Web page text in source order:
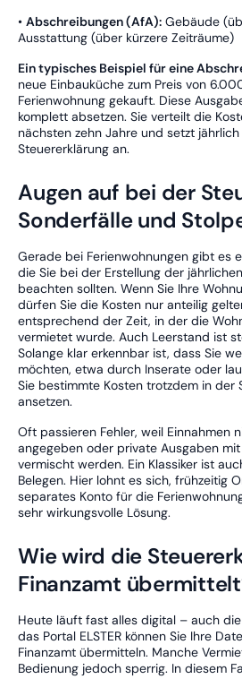
• Abschreibungen (AfA): Gebäude
Ausstattung (über kürzere Zeiträume)
Ein typisches Beispiel für eine
neue Einbauküche zum Preis von
Ferienwohnung gekauft. Diese
komplett absetzen. Sie verteilt die
nächsten zehn Jahre und setzt
Steuererklärung an.
Augen auf bei der
Sonderfälle und
Gerade bei Ferienwohnungen gibt es
die Sie bei der Erstellung der
beachten sollten. Wenn Sie Ihre
dürfen Sie die Kosten nur anteilig
entsprechend der Zeit, in der die
vermietet wurde. Auch Leerstand ist
Solange klar erkennbar ist, dass Sie
möchten, etwa durch Inserate oder
Sie bestimmte Kosten trotzdem in der
ansetzen.
Oft passieren Fehler, weil Einnahmen
angegeben oder private Ausgaben
vermischt werden. Ein Klassiker ist
Belegen. Hier lohnt es sich, frühzeitig
separates Konto für die
sehr wirkungsvolle Lösung.
Wie wird die
Finanzamt
Heute läuft fast alles digital – auch
das Portal ELSTER können Sie Ihre
Finanzamt übermitteln. Manche
Bedienung jedoch sperrig. In diesem